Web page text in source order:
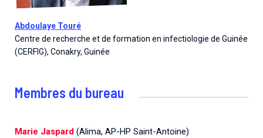
Abdoulaye Touré
Centre de recherche et de formation en infectiologie de Guinée
(CERFIG), Conakry, Guinée
Membres du bureau
Marie Jaspard (Alima, AP-HP Saint-Antoine)